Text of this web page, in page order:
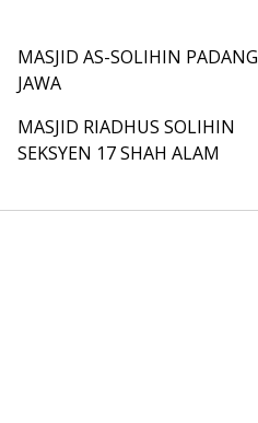
MASJID AS-SOLIHIN PADANG
JAWA
MASJID RIADHUS SOLIHIN
SEKSYEN 17 SHAH ALAM